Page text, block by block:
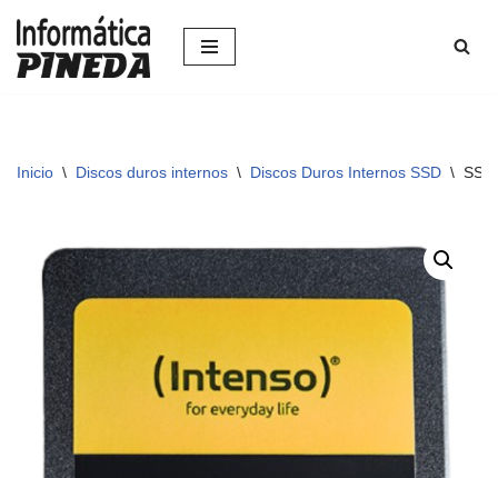
Saltar
Inicio \ Discos duros internos \ Discos Duros Internos SSD \